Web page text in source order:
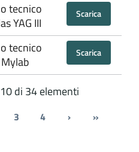
tecnico
YAG III
Scarica
tecnico
Scarica
di 34 elementi
3 4 › »